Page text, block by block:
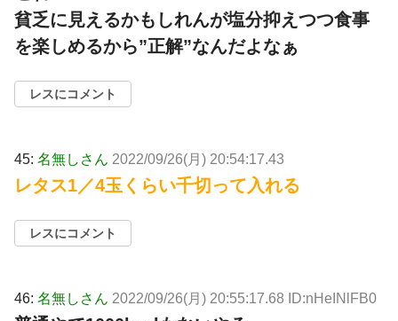
貧乏に見えるかもしれんが塩分抑えつつ食事
を楽しめるから”正解”なんだよなぁ
レスにコメント
45: 名無しさん 2022/09/26(月) 20:54:17.43
レタス1／4玉くらい千切って入れる
レスにコメント
46: 名無しさん 2022/09/26(月) 20:55:17.68 ID:nHeINlFB0